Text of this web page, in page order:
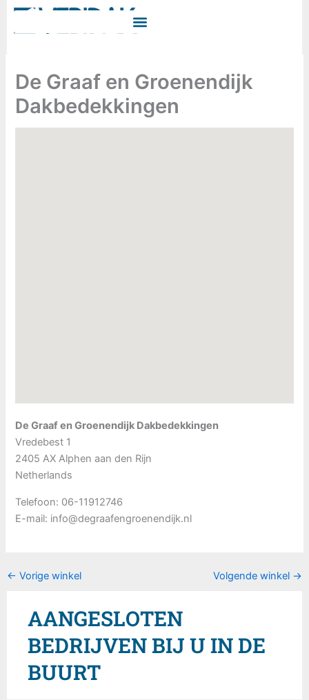
De Graaf en Groenendijk
Dakbedekkingen
De Graaf en Groenendijk Dakbedekkingen
Vredebest 1
2405 AXAlphen aan den Rijn
Netherlands
Telefoon: 06-11912746
E-mail: info@degraafengroenendijk.nl
← Vorige winkel Volgende winkel →
AANGESLOTEN
BEDRIJVEN BIJ U IN DE
BUURT